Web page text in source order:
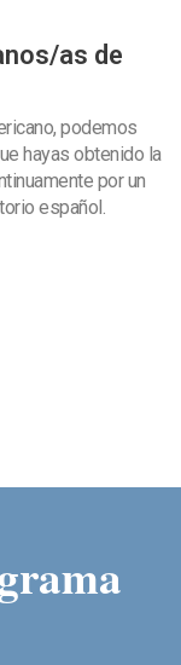
as de
podemos
hayas obtenido la
por un
español.